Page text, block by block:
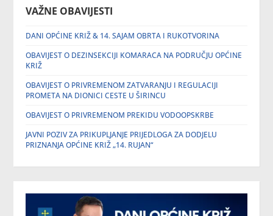
VAŽNE OBAVIJESTI
DANI OPĆINE KRIŽ & 14. SAJAM OBRTA I RUKOTVORINA
OBAVIJEST O DEZINSEKCIJI KOMARACA NA PODRUČJU OPĆINE
KRIŽ
OBAVIJEST O PRIVREMENOM ZATVARANJU I REGULACIJI
PROMETA NA DIONICI CESTE U ŠIRINCU
OBAVIJEST O PRIVREMENOM PREKIDU VODOOPSKRBE
JAVNI POZIV ZA PRIKUPLJANJE PRIJEDLOGA ZA DODJELU
PRIZNANJA OPĆINE KRIŽ „14. RUJAN“